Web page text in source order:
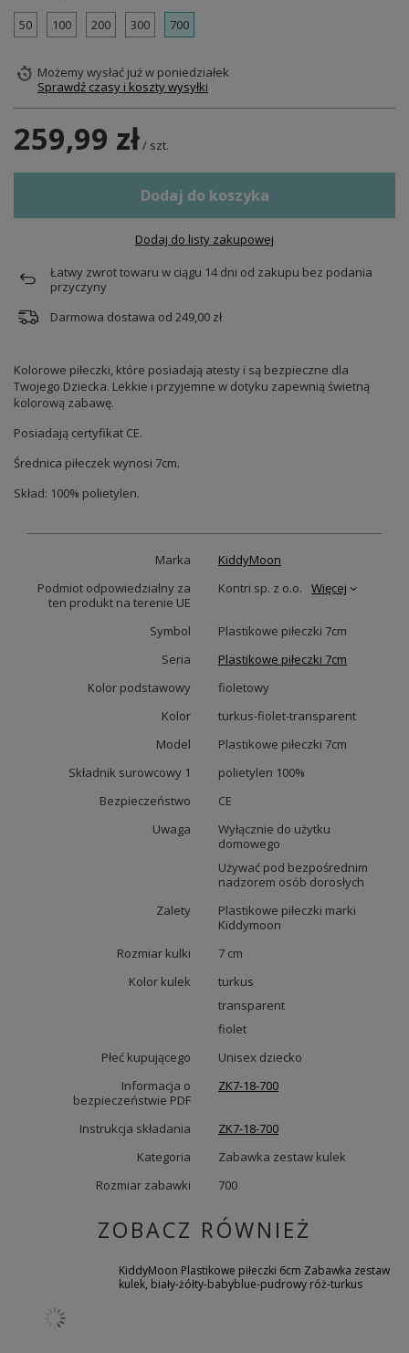
50 100 200 300 700
Możemy wysłać jużw poniedziałek
Sprawdź czasy i koszty wysyłki
259,99 zł/ szt.
Dodaj do koszyka
Dodaj do listy zakupowej
Łatwy zwrot towaru w ciągu 14dni od zakupu bez podania
przyczyny
Darmowa dostawa od 249,00 zł
Kolorowe piłeczki, które posiadają atesty i są bezpieczne dla
Twojego Dziecka. Lekkie i przyjemne w dotyku zapewnią świetną
kolorową zabawę.
Posiadają certyfikat CE.
Średnica piłeczek wynosi 7cm.
Skład: 100% polietylen.
Marka
KiddyMoon
Podmiot odpowiedzialny za
ten produkt na terenie UE
Kontri sp. z o.o. Więcej
Symbol
Plastikowe piłeczki 7cm
Seria
Plastikowe piłeczki 7cm
Kolor podstawowy
fioletowy
Kolor
turkus-fiolet-transparent
Model
Plastikowe piłeczki 7cm
Składnik surowcowy 1
polietylen 100%
Bezpieczeństwo
CE
Uwaga
Wyłącznie do użytku
domowego
Używać pod bezpośrednim
nadzorem osób dorosłych
Zalety
Plastikowe piłeczki marki
Kiddymoon
Rozmiar kulki
7 cm
Kolor kulek
turkus
transparent
fiolet
Płeć kupującego
Unisex dziecko
Informacja o
bezpieczeństwie PDF
ZK7-18-700
Instrukcja składania
ZK7-18-700
Kategoria
Zabawka zestaw kulek
Rozmiar zabawki
700
ZOBACZ RÓWNIEŻ
KiddyMoon Plastikowe piłeczki 6cm Zabawka zestaw
kulek, biały-żółty-babyblue-pudrowy róż-turkus